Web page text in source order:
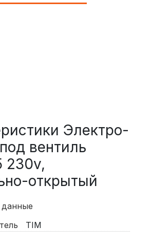
Электро-
вентиль
230v,
открытый
данные
TIM